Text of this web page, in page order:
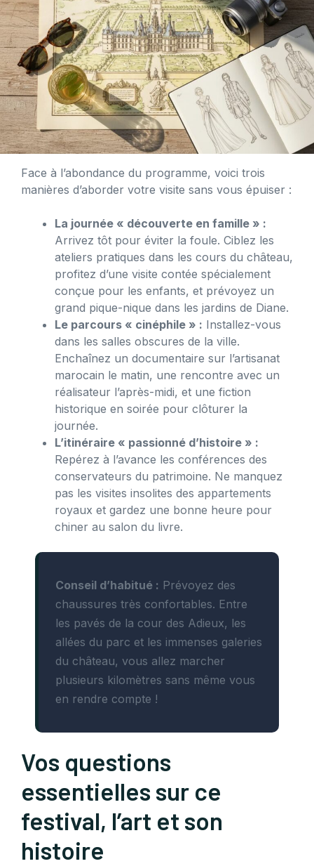
Face à l’abondance du programme, voici trois
manières d’aborder votre visite sans vous épuiser :
La journée « découverte en famille » :
Arrivez tôt pour éviter la foule. Ciblez les
ateliers pratiques dans les cours du château,
profitez d’une visite contée spécialement
conçue pour les enfants, et prévoyez un
grand pique-nique dans les jardins de Diane.
Le parcours « cinéphile » : Installez-vous
dans les salles obscures de la ville.
Enchaînez un documentaire sur l’artisanat
marocain le matin, une rencontre avec un
réalisateur l’après-midi, et une fiction
historique en soirée pour clôturer la
journée.
L’itinéraire « passionné d’histoire » :
Repérez à l’avance les conférences des
conservateurs du patrimoine. Ne manquez
pas les visites insolites des appartements
royaux et gardez une bonne heure pour
chiner au salon du livre.
Conseil d’habitué : Prévoyez des
chaussures très confortables. Entre
les pavés de la cour des Adieux, les
allées du parc et les immenses galeries
du château, vous allez marcher
plusieurs kilomètres sans même vous
en rendre compte !
Vos questions
essentielles sur ce
festival, l’art et son
histoire